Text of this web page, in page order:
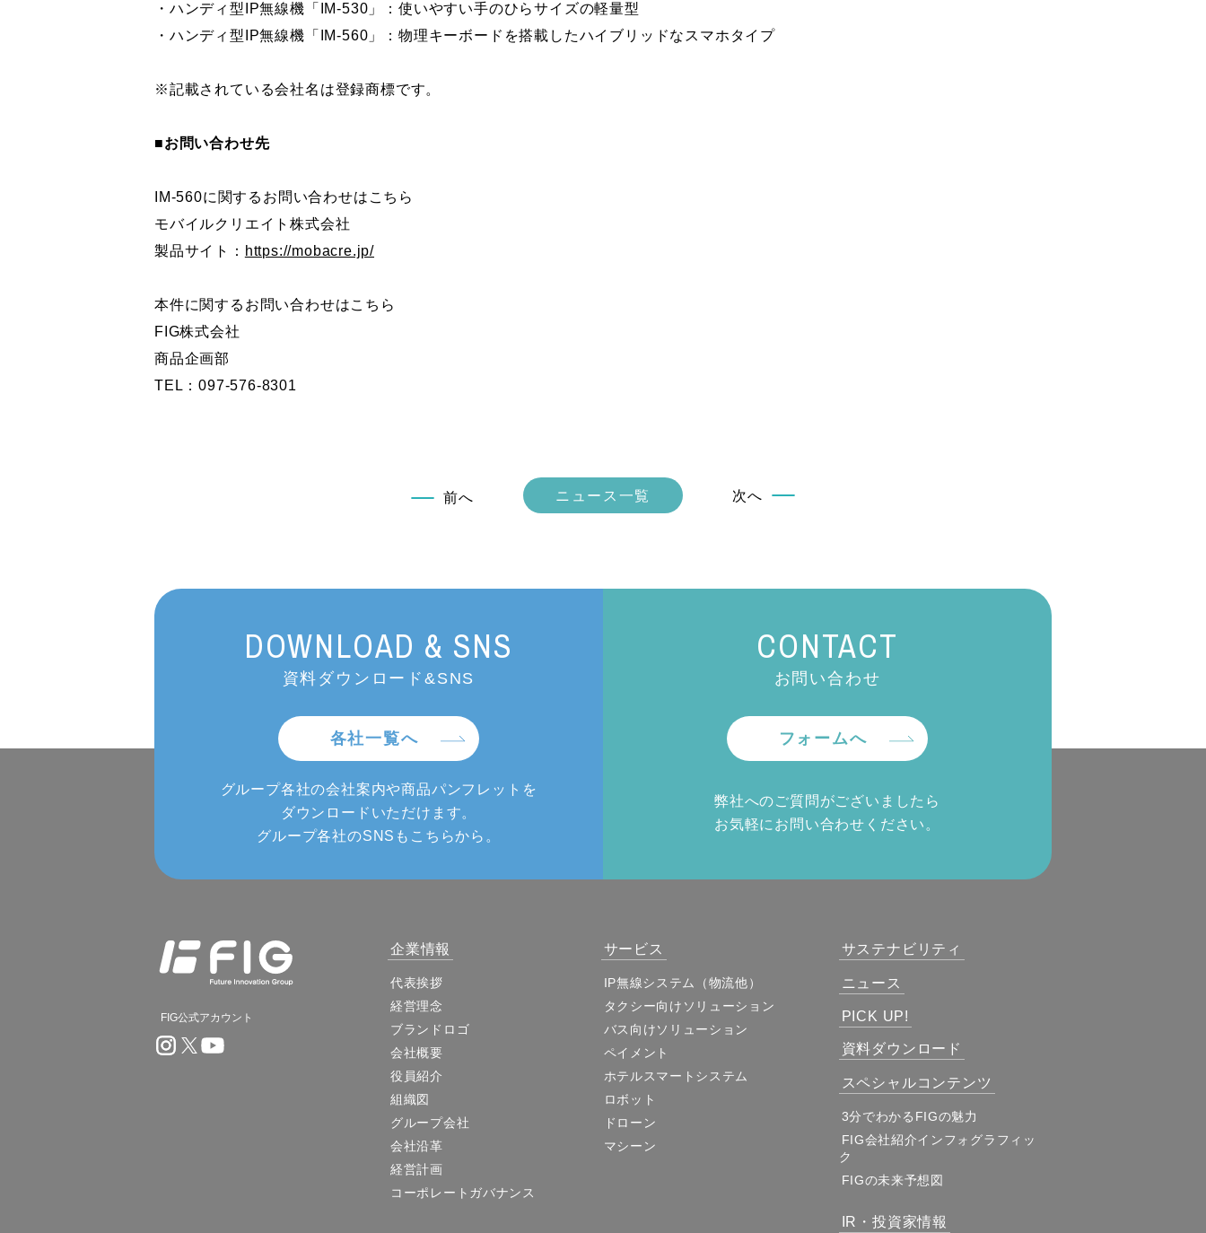
・ハンディ型IP無線機「IM-530」：使いやすい手のひらサイズの軽量型
・ハンディ型IP無線機「IM-560」：物理キーボードを搭載したハイブリッドなスマホタイプ
※記載されている会社名は登録商標です。
■お問い合わせ先
IM-560に関するお問い合わせはこちら
モバイルクリエイト株式会社
製品サイト： https://mobacre.jp/
本件に関するお問い合わせはこちら
FIG株式会社
商品企画部
TEL：097-576-8301
前へ ニュース一覧 次へ
DOWNLOAD & SNS
資料ダウンロード&SNS
各社一覧へ
グループ各社の会社案内や商品パンフレットを
ダウンロードいただけます。
グループ各社のSNSもこちらから。
CONTACT
お問い合わせ
フォームへ
弊社へのご質問がございましたら
お気軽にお問い合わせください。
FIG公式アカウント
企業情報
代表挨拶
経営理念
ブランドロゴ
会社概要
役員紹介
組織図
グループ会社
会社沿革
経営計画
コーポレートガバナンス
サービス
IP無線システム（物流他）
タクシー向けソリューション
バス向けソリューション
ペイメント
ホテルスマートシステム
ロボット
ドローン
マシーン
サステナビリティ
ニュース
PICK UP!
資料ダウンロード
スペシャルコンテンツ
3分でわかるFIGの魅力
FIG会社紹介インフォグラフィッ
ク
FIGの未来予想図
IR・投資家情報